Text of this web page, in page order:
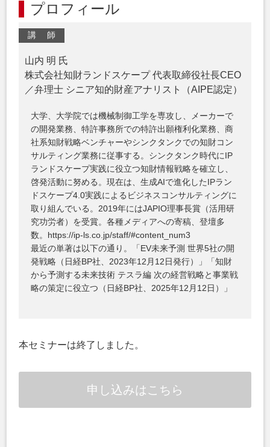
プロフィール
講 師
山内 明 氏
株式会社知財ランドスケープ 代表取締役社長CEO
／弁理士 シニア知的財産アナリスト（AIPE認定）
大学、大学院では機械制御工学を専攻し、メーカーで
の開発業務、特許事務所での特許出願権利化業務、商
社系知財戦略ベンチャーやシンクタンクでの知財コン
サルティング業務に従事する。シンクタンク時代にIP
ランドスケープ実践に役立つ知財情報戦略を確立し、
啓発活動に努める。現在は、生成AIで進化したIPラン
ドスケープ4.0実践によるビジネスコンサルティングに
取り組んでいる。2019年にはJAPIO理事長賞（活用研
究功労者）を受賞。各種メディアへの寄稿、登壇多
数。https://ip-ls.co.jp/staff/#content_num3
最近の単著は以下の通り。「EV未来予測 世界5社の開
発戦略（日経BP社、2023年12月12日発行）」「知財
から予測する未来技術 テスラ編 次の経営戦略と事業戦
略の策定に役立つ（日経BP社、2025年12月12日）」
本セミナーは終了しました。
申し込みはこちら